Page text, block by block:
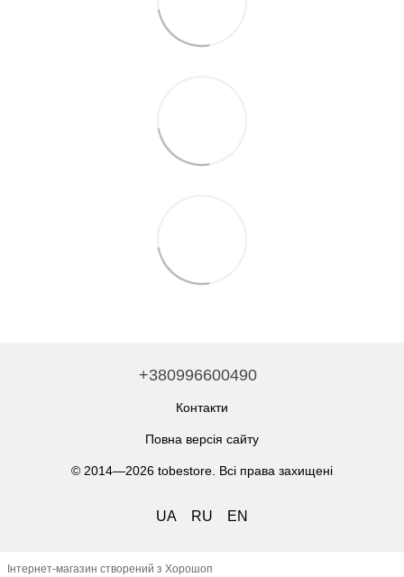
+380996600490
Контакти
Повна версія сайту
© 2014—2026 tobestore. Всі права захищені
UA RU EN
Інтернет-магазин створений з Хорошоп